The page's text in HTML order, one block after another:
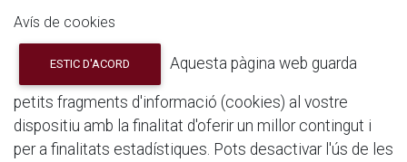
Avís de cookies
ESTIC D'ACORD Aquesta pàgina web guarda
petits fragments d'informació (cookies) al vostre
dispositiu amb la finalitat d'oferir un millor contingut i
per a finalitats estadístiques. Pots desactivar l'ús de les